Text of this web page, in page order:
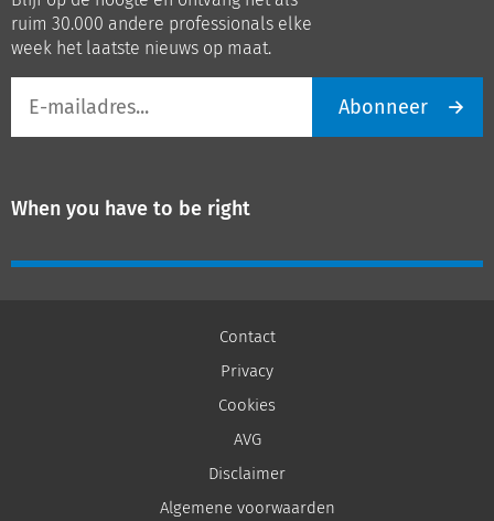
LinkedInYoutube
ruim 30.000 andere professionals elke
week het laatste nieuws op maat.
mailadres
Abonneer
When you have to be right
Contact
Privacy
Cookies
AVG
Disclaimer
Algemene voorwaarden